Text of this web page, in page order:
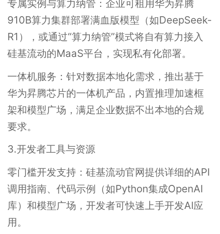
专属实例与算力纳管：企业可租用华为昇腾
910B算力集群部署满血版模型（如DeepSeek-
R1），或通过“算力纳管”模式将自有算力接入
硅基流动的MaaS平台，实现私有化部署。
一体机服务：针对数据本地化需求，推出基于
华为昇腾芯片的一体机产品，内置推理加速框
架和模型广场，满足企业数据不出本地的合规
要求。
3.开发者工具与资源
零门槛开发支持：硅基流动官网提供详细的API
调用指南、代码示例（如Python集成OpenAI
库）和模型广场，开发者可快速上手开发AI应
用。